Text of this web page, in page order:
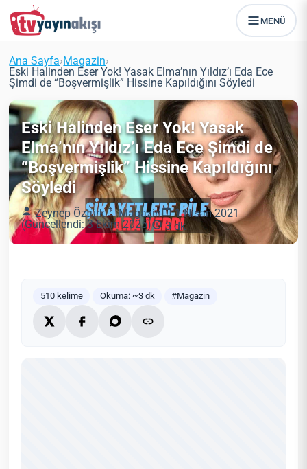
MENÜ
Ana Sayfa›Magazin›
Eski Halinden Eser Yok! Yasak Elma’nın Yıldız’ı Eda Ece
Şimdi de “Boşvermişlik” Hissine Kapıldığını Söyledi
Eski Halinden Eser Yok! Yasak
Elma’nın Yıldız’ı Eda Ece Şimdi de
“Boşvermişlik” Hissine Kapıldığını
Söyledi
Zeynep Öztürk Magazin
1 Nisan 2021
(Güncellendi: 3 Ekim 2025)
3 dk
510 kelime Okuma: ~3 dk #Magazin